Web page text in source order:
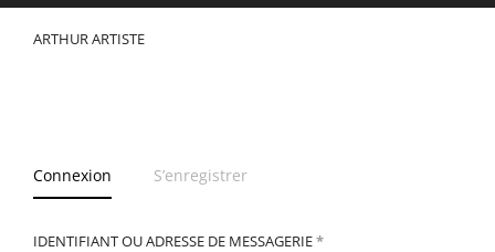
Connexion S’enregistrer
IDENTIFIANT OU ADRESSE DE MESSAGERIE*
ARTHUR ARTISTE